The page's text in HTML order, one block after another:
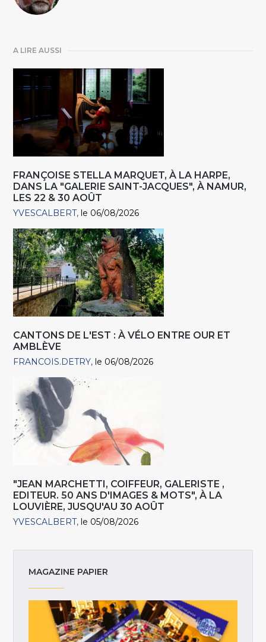
A LIRE AUSSI
FRANÇOISE STELLA MARQUET, À LA HARPE,
DANS LA "GALERIE SAINT-JACQUES", À NAMUR,
LES 22 & 30 AOÛT
YVESCALBERT le 06/08/2026
CANTONS DE L'EST : À VÉLO ENTRE OUR ET
AMBLÈVE
FRANCOIS.DETRY le 06/08/2026
"JEAN MARCHETTI, COIFFEUR, GALERISTE ,
EDITEUR. 50 ANS D'IMAGES & MOTS", À LA
LOUVIÈRE, JUSQU'AU 30 AOÛT
YVESCALBERT le 05/08/2026
MAGAZINE PAPIER